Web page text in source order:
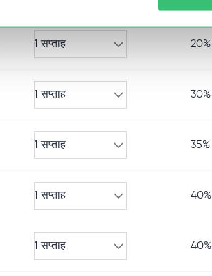
1 सप्ताह 20%
1 सप्ताह 30%
1 सप्ताह 35%
1 सप्ताह 40%
1 सप्ताह 40%